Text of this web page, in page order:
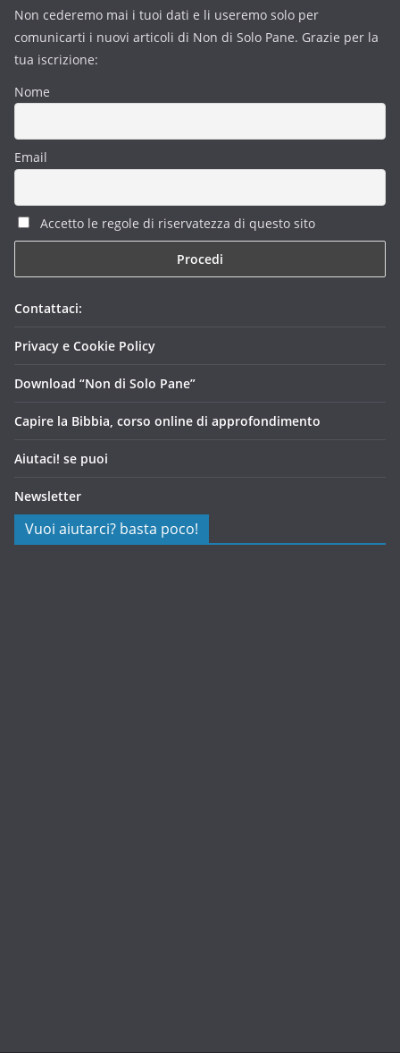
Non cederemo mai i tuoi dati e li useremo solo per
comunicarti i nuovi articoli di Non di Solo Pane. Grazie per la
tua iscrizione:
Nome
Email
Accetto le regole di riservatezza di questo sito
Contattaci:
Privacy e Cookie Policy
Download “Non di Solo Pane”
Capire la Bibbia, corso online di approfondimento
Aiutaci! se puoi
Newsletter
Vuoi aiutarci? basta poco!